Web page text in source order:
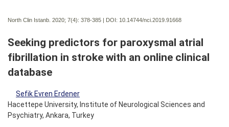
North Clin Istanb. 2020; 7(4): 378-385 | DOI: 10.14744/nci.2019.91668
Seeking predictors for paroxysmal atrial
fibrillation in stroke with an online clinical
database
Sefik Evren Erdener
Hacettepe University, Institute of Neurological Sciences and
Psychiatry, Ankara, Turkey